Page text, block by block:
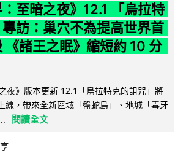
：至暗之夜》12.1 「烏拉特
訪：巢穴不為提高世界首
《諸王之眠》縮短約 10 分
夜》版本更新 12.1「烏拉特克的詛咒」將
線，帶來全新區域「盤蛇島」、地城「毒牙
閱讀全文